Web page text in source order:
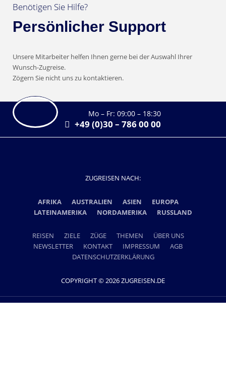
Benötigen Sie Hilfe?
Persönlicher Support
Unsere Mitarbeiter helfen Ihnen gerne bei der Auswahl Ihrer
Wunsch-Zugreise.
Zögern Sie nicht uns zu kontaktieren.
Mo – Fr: 09:00 – 18:30
+49 (0)30 – 786 00 00
ZUGREISEN NACH:
AFRIKA AUSTRALIEN ASIEN
EUROPA
LATEINAMERIKA
NORDAMERIKA RUSSLAND
REISEN ZIELE ZÜGE THEMEN
ÜBER UNS
NEWSLETTER
KONTAKT IMPRESSUM
AGB
DATENSCHUTZERKLÄRUNG
COPYRIGHT © 2026 ZUGREISEN.DE